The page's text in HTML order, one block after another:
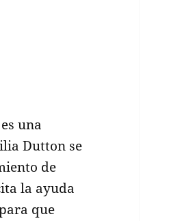
una
Dutton se
de
la ayuda
que